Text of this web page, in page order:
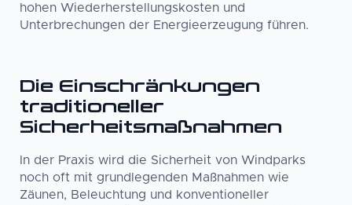
hohen Wiederherstellungskosten und
Unterbrechungen der Energieerzeugung führen.
Die Einschränkungen
traditioneller
Sicherheitsmaßnahmen
In der Praxis wird die Sicherheit von Windparks
noch oft mit grundlegenden Maßnahmen wie
Zäunen, Beleuchtung und konventioneller